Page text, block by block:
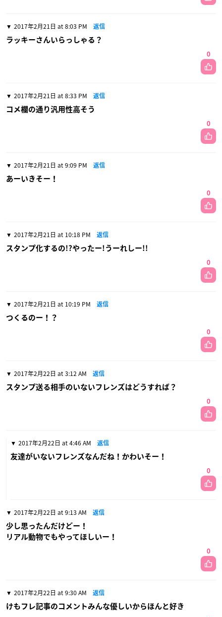
2017年2月21日 at 8:03 PM 返信
ラッキーさんいらっしゃる？
0
2017年2月21日 at 8:33 PM 返信
コメ欄の通り汎用性高そう
0
2017年2月21日 at 9:09 PM 返信
あーいきそー！
0
2017年2月21日 at 10:18 PM 返信
スタンプ化するの!?やったー!うーれしー!!
0
2017年2月21日 at 10:19 PM 返信
つくるのー！？
0
2017年2月22日 at 3:12 AM 返信
スタンプ送る相手のいないフレンズはどうすれば？
0
2017年2月22日 at 4:46 AM 返信
友達がいないフレンズなんだね！かわいそー！
0
2017年2月22日 at 9:13 AM 返信
少し思ったんだけどー！
リアル動物でもやってほしいー！
0
2017年2月22日 at 9:30 AM 返信
けもフレ記事のコメントみんな優しいからほんと好き